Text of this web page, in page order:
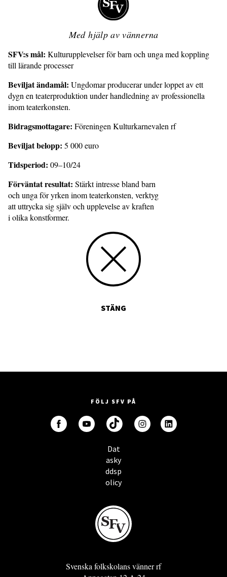
Med hjälp av vännerna
SFV:s mål: Kulturupplevelser för barn och unga med koppling
till lärande processer
Beviljat ändamål: Ungdomar producerar under loppet av ett
dygn en teaterproduktion under handledning av professionella
inom teaterkonsten.
Bidragsmottagare: Föreningen Kulturkarnevalen rf
Beviljat belopp: 5 000 euro
Tidsperiod: 09–10/24
Förväntat resultat: Stärkt intresse bland barn
och unga för yrken inom teaterkonsten, verktyg
att uttrycka sig själv och upplevelse av kraften
i olika konstformer.
STÄNG
FÖLJ SFV PÅ
Dat
asky
ddsp
olicy
Svenska folkskolans vänner rf